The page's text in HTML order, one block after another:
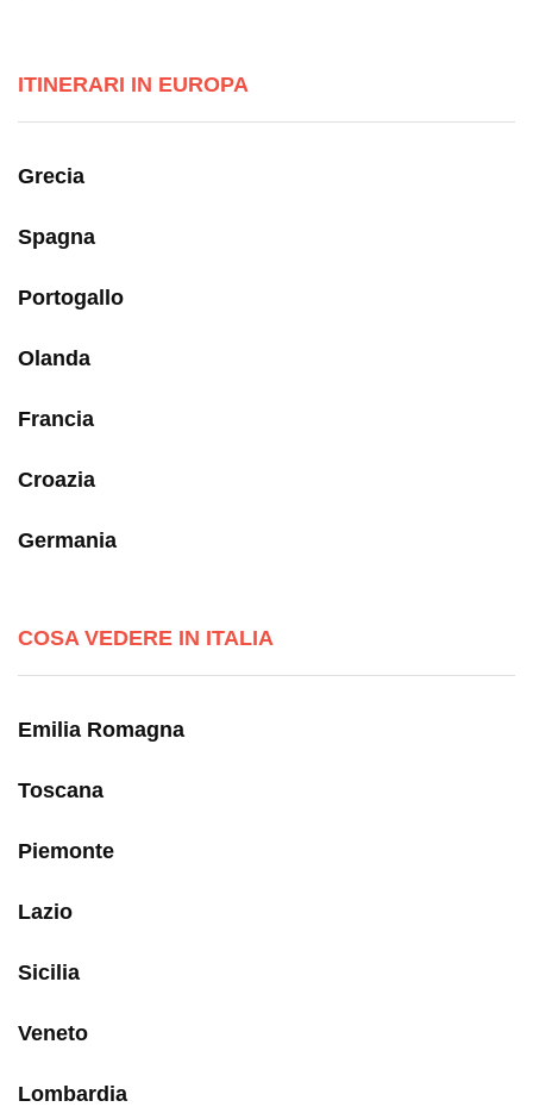
ITINERARI IN EUROPA
Grecia
Spagna
Portogallo
Olanda
Francia
Croazia
Germania
COSA VEDERE IN ITALIA
Emilia Romagna
Toscana
Piemonte
Lazio
Sicilia
Veneto
Lombardia